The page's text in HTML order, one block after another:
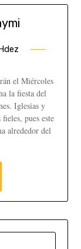
el Miércoles
la fiesta del
Iglesias y
pues este
alrededor del